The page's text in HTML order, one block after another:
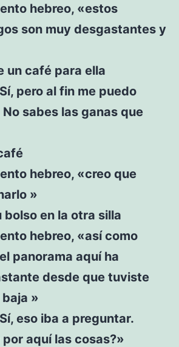
hebreo, «estos
son muy desgastantes y
un café para ella
pero al fin me puedo
sabes las ganas que
hebreo, «creo que
»
bolso en la otra silla
hebreo, «así como
panorama aquí ha
desde que tuviste
»
eso iba a preguntar.
aquí las cosas?»